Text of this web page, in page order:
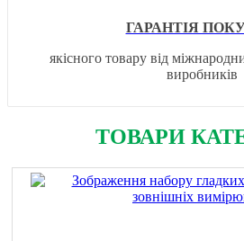
ГАРАНТІЯ
якісного товару від
виробників
ТОВАРИ